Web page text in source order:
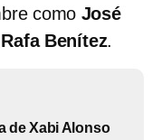
como José
Benítez.
de Xabi Alonso